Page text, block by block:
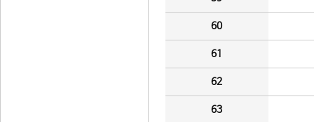
60
61
62
63